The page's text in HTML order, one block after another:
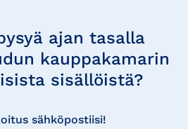
ajan tasalla
kauppakamarin
sisällöistä?
sähköpostiisi!